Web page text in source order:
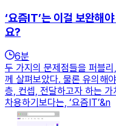
‘요즘IT’는 이걸 보완해
요?
6분
두 가지의 문제점들을 퍼블
께 살펴보았다. 물론 유의해
층, 컨셉, 전달하고자 하는
차용하기보다는, ‘요즘IT’&n